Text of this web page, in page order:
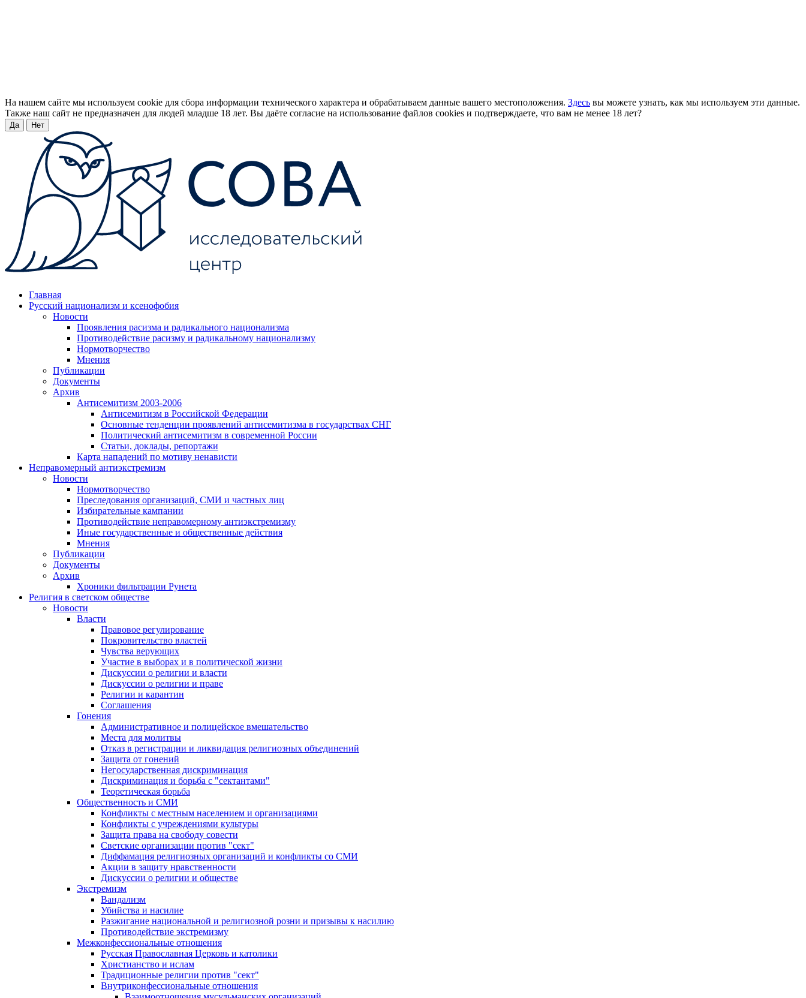
На нашем сайте мы используем cookie для сбора информации технического характера и обрабатываем данные вашего местоположения. Здесь вы можете узнать, как мы используем эти данные.
Также наш сайт не предназначен для людей младше 18 лет. Вы даёте согласие на использование файлов cookies и подтверждаете, что вам не менее 18 лет?
Да Нет
Главная
Русский национализм и ксенофобия
Новости
Проявления расизма и радикального национализма
Противодействие расизму и радикальному национализму
Нормотворчество
Мнения
Публикации
Документы
Архив
Антисемитизм 2003-2006
Антисемитизм в Российской Федерации
Основные тенденции проявлений антисемитизма в государствах СНГ
Политический антисемитизм в современной России
Статьи, доклады, репортажи
Карта нападений по мотиву ненависти
Неправомерный антиэкстремизм
Новости
Нормотворчество
Преследования организаций, СМИ и частных лиц
Избирательные кампании
Противодействие неправомерному антиэкстремизму
Иные государственные и общественные действия
Мнения
Публикации
Документы
Архив
Хроники фильтрации Рунета
Религия в светском обществе
Новости
Власти
Правовое регулирование
Покровительство властей
Чувства верующих
Участие в выборах и в политической жизни
Дискуссии о религии и власти
Дискуссии о религии и праве
Религии и карантин
Соглашения
Гонения
Административное и полицейское вмешательство
Места для молитвы
Отказ в регистрации и ликвидация религиозных объединений
Защита от гонений
Негосударственная дискриминация
Дискриминация и борьба с "сектантами"
Теоретическая борьба
Общественность и СМИ
Конфликты с местным населением и организациями
Конфликты с учреждениями культуры
Защита права на свободу совести
Светские организации против "сект"
Диффамация религиозных организаций и конфликты со СМИ
Акции в защиту нравственности
Дискуссии о религии и обществе
Экстремизм
Вандализм
Убийства и насилие
Разжигание национальной и религиозной розни и призывы к насилию
Противодействие экстремизму
Межконфессиональные отношения
Русская Православная Церковь и католики
Христианство и ислам
Традиционные религии против "сект"
Внутриконфессиональные отношения